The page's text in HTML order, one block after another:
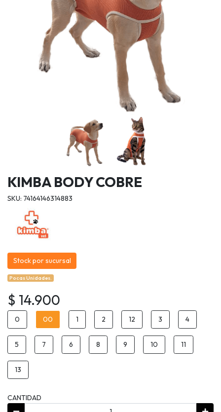
KIMBA BODY COBRE
SKU: 74164146314883
Stock por sucursal
Pocas Unidades.
$ 14.900
0 00 1 2 12 3 4
5 7 6 8 9 10 11
13
CANTIDAD